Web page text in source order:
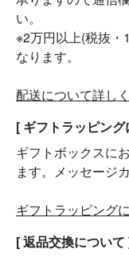
い。
※2万円以上(税抜・
なります。
配送について詳しく
[ ギフトラッピン
ギフトボックスに
ます。メッセージ
ギフトラッピング
[ 返品交換について